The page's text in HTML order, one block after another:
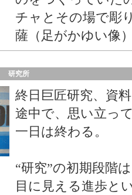
チャとその場で彫
薩（足がかゆい像
研究所
終日巨匠研究、資
途中で、思い立っ
一日は終わる。
“研究”の初期段階
目に見える進歩と